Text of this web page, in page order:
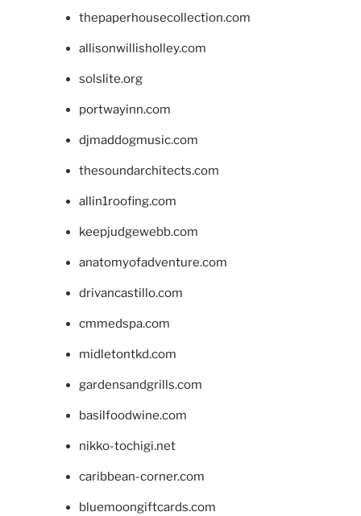
thepaperhousecollection.com
allisonwillisholley.com
solslite.org
portwayinn.com
djmaddogmusic.com
thesoundarchitects.com
allin1roofing.com
keepjudgewebb.com
anatomyofadventure.com
drivancastillo.com
cmmedspa.com
midletontkd.com
gardensandgrills.com
basilfoodwine.com
nikko-tochigi.net
caribbean-corner.com
bluemoongiftcards.com